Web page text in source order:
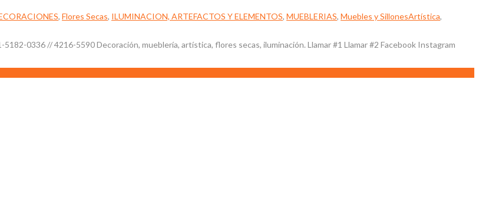
, Flores Secas, ILUMINACION, ARTEFACTOS Y ELEMENTOS, MUEBLERIAS, Muebles y SillonesArtística,
0336 // 4216-5590 Decoración, mueblería, artística, flores secas, iluminación. Llamar #1 Llamar #2 Facebook Instagram